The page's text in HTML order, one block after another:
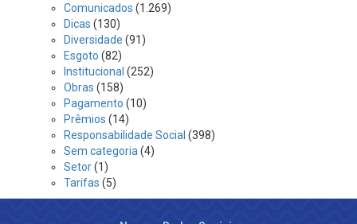
Comunicados (1.269)
Dicas (130)
Diversidade (91)
Esgoto (82)
Institucional (252)
Obras (158)
Pagamento (10)
Prêmios (14)
Responsabilidade Social (398)
Sem categoria (4)
Setor(1)
Tarifas (5)